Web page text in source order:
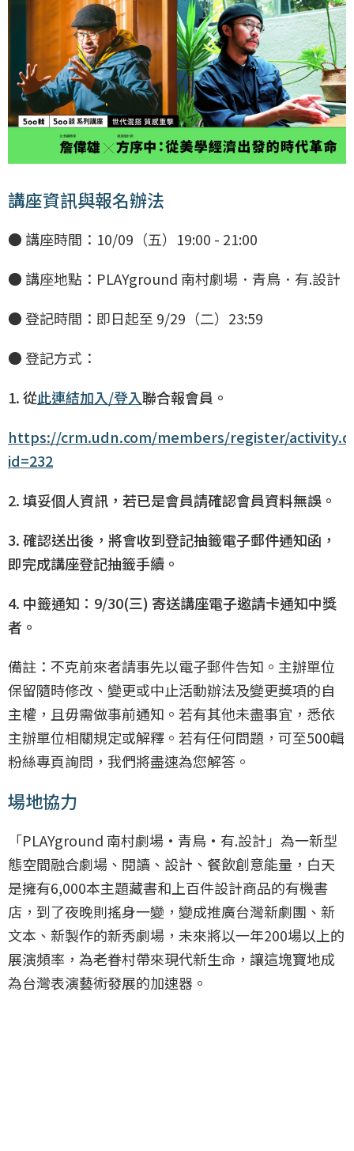
講座資訊與報名辦法
● 講座時間：10/09（五）19:00 - 21:00
● 講座地點：PLAYground 南村劇場．青鳥．有.設計
● 登記時間：即日起至 9/29（二）23:59
● 登記方式：
1. 從此連結加入/登入聯合報會員。
https://crm.udn.com/members/register/
id=232
2. 填妥個人資訊，若已是會員請確認會員資料無誤。
3. 確認送出後，將會收到登記抽籤電子郵件通知函，
即完成講座登記抽籤手續。
4. 中籤通知：9/30(三) 寄送講座電子邀請卡通知中獎
者。
備註：不克前來者請事先以電子郵件告知。主辦單位
保留隨時修改、變更或中止活動辦法及變更獎項的自
主權，且毋需做事前通知。若有其他未盡事宜，悉依
主辦單位相關規定或解釋。若有任何問題，可至500輯
粉絲專頁詢問，我們將盡速為您解答。
場地協力
「PLAYground 南村劇場·青鳥·有.設計」為一新型
態空間融合劇場、閱讀、設計、餐飲創意能量，白天
是擁有6,000本主題藏書和上百件設計商品的有機書
店，到了夜晚則搖身一變，變成推廣台灣新劇團、新
文本、新製作的新秀劇場，未來將以一年200場以上的
展演頻率，為老眷村帶來現代新生命，讓這塊寶地成
為台灣表演藝術發展的加速器。